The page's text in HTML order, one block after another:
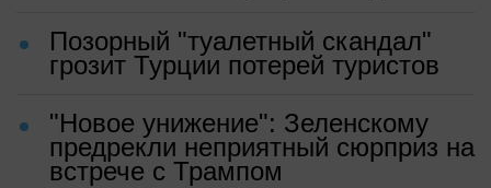
Позорный "туалетный скандал"
грозит Турции потерей туристов
"Новое унижение": Зеленскому
предрекли неприятный сюрприз на
встрече с Трампом